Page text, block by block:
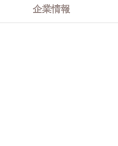
企業情報